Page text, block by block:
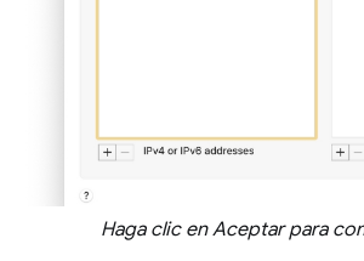
Haga clic en Aceptar para